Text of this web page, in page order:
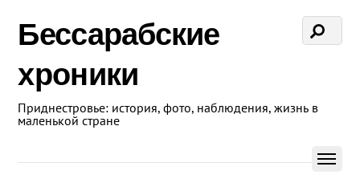
Бессарабские
хроники
Приднестровье: история, фото, наблюдения, жизнь в
маленькой стране